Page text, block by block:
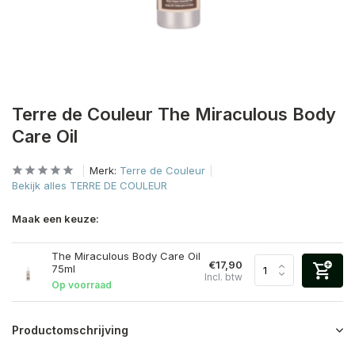
Terre de Couleur The Miraculous Body
Care Oil
Merk: Terre de Couleur
Bekijk alles TERRE DE COULEUR
Maak een keuze:
The Miraculous Body Care Oil
75ml
Op voorraad
€17,90
Incl. btw
Productomschrijving